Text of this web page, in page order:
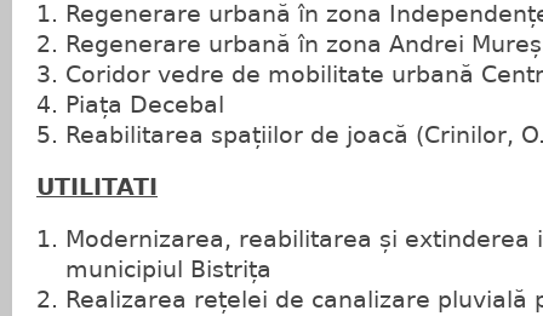
Regenerare urbană în zona
Regenerare urbană în zona Andrei
Coridor vedre de mobilitate urbană
Piața Decebal
Reabilitarea spațiilor de joacă (Crinilor,
UTILITATI
Modernizarea, reabilitarea și extinderea
municipiul Bistrița
Realizarea rețelei de canalizare pluvială